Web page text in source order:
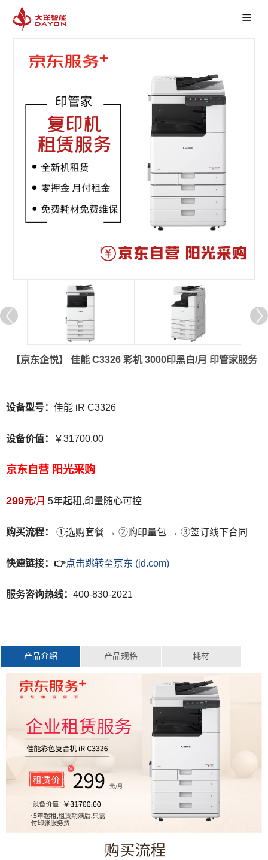
【京东企悦】 佳能 C3326 彩机 3000印黑白/月 印管家服务
设备型号： 佳能 iR C3326
设备价值： ￥31700.00
京东自营 阳光采购
299元/月 5年起租,印量随心可控
购买流程： ①选购套餐 → ②购印量包 → ③签订线下合同
快速链接：👉点击跳转至京东 (jd.com)
服务咨询热线： 400-830-2021
产品介绍 产品规格 耗材